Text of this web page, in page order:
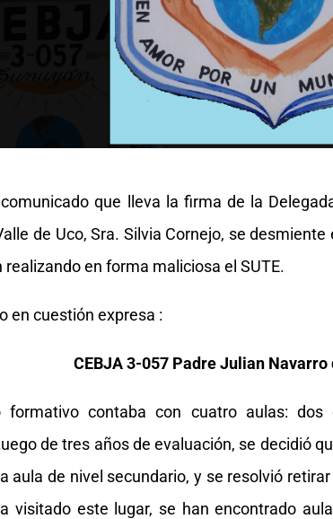
que lleva la firma de la
de Uco, Sra. Silvia Cornejo, se
realizando en forma maliciosa el SUTE.
en cuestión expresa :
CEBJA 3-057 Padre Julian Navarro
formativo contaba con cuatro aulas:
de tres años de evaluación, se decidió
aula de nivel secundario, y se resolvió
visitado este lugar, se han encontrado